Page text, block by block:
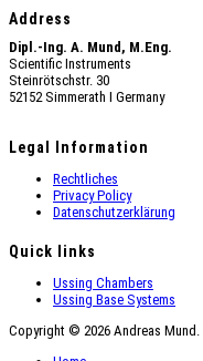
Address
Dipl.-Ing. A. Mund, M.Eng.
Scientific Instruments
Steinrötschstr. 30
52152 Simmerath Ι Germany
Legal Information
Rechtliches
Privacy Policy
Datenschutzerklärung
Quick links
Ussing Chambers
Ussing Base Systems
Copyright © 2026 Andreas